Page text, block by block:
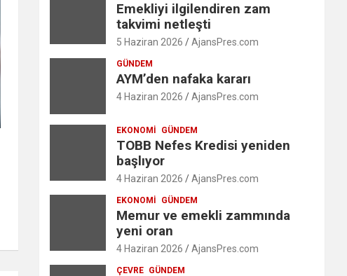
Emekliyi ilgilendiren zam
takvimi netleşti
5 Haziran 2026 AjansPres.com
GÜNDEM
AYM’den nafaka kararı
4 Haziran 2026 AjansPres.com
EKONOMI GÜNDEM
TOBB Nefes Kredisi yeniden
başlıyor
4 Haziran 2026 AjansPres.com
EKONOMI GÜNDEM
Memur ve emekli zammında
yeni oran
4 Haziran 2026 AjansPres.com
ÇEVRE GÜNDEM